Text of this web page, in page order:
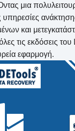
μια
υπηρεσίες
και
τις εκδόσεις
εφαρμογή.